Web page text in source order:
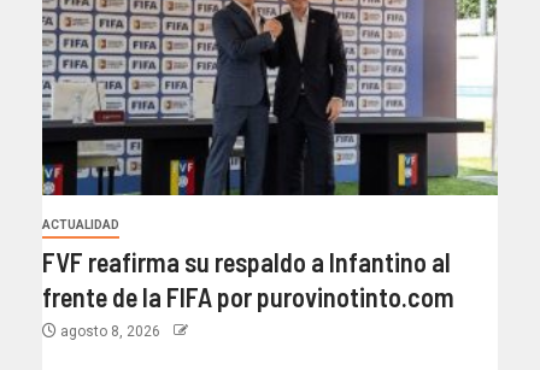
ACTUALIDAD
FVF reafirma su respaldo a Infantino al
frente de la FIFA por purovinotinto.com
agosto 8, 2026